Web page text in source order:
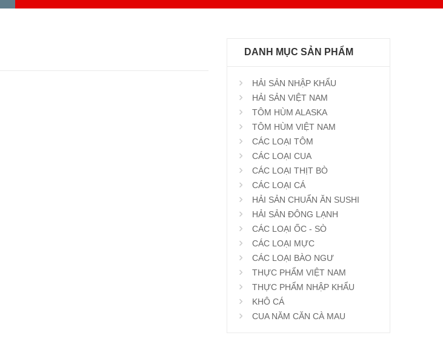
DANH MỤC SẢN PHẨM
HẢI SẢN NHẬP KHẨU
HẢI SẢN VIỆT NAM
TÔM HÙM ALASKA
TÔM HÙM VIỆT NAM
CÁC LOẠI TÔM
CÁC LOẠI CUA
CÁC LOẠI THỊT BÒ
CÁC LOẠI CÁ
HẢI SẢN CHUẨN ĂN SUSHI
HẢI SẢN ĐÔNG LẠNH
CÁC LOẠI ỐC - SÒ
CÁC LOẠI MỰC
CÁC LOẠI BÀO NGƯ
THỰC PHẨM VIỆT NAM
THỰC PHẨM NHẬP KHẨU
KHÔ CÁ
CUA NĂM CĂN CÀ MAU